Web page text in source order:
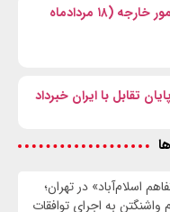
احتمال چند تغییر و جابه‌جایی در وزارت امور خارجه (۱۸ مردادماه
تقابل با ایران خبرداد
اسلام‌آباد» در تهران؛
واشنگتن به اجرای توافقات